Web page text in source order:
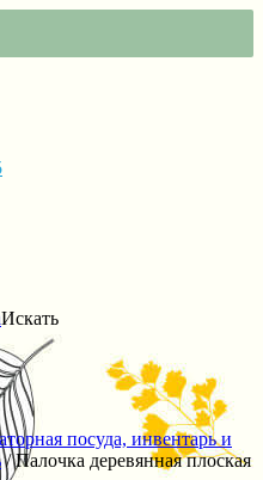
Искать
посуда, инвентарь и
/ Палочка деревянная плоская